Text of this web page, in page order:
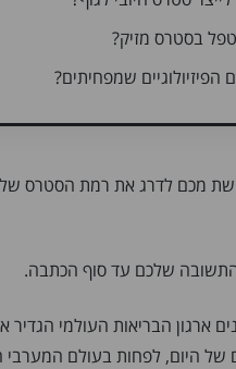
בסטרס מזיק?
הפיזיולוגיים שמפחיתים?
התשובה שלכם עד סוף הכתבה.
היום, לפחות בעולם המערבי